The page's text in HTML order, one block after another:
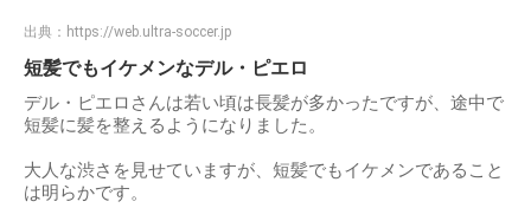
出典： https://web.ultra-soccer.jp
短髪でもイケメンなデル・ピエロ
デル・ピエロさんは若い頃は長髪が多かったですが、途中で
短髪に髪を整えるようになりました。
大人な渋さを見せていますが、短髪でもイケメンであること
は明らかです。